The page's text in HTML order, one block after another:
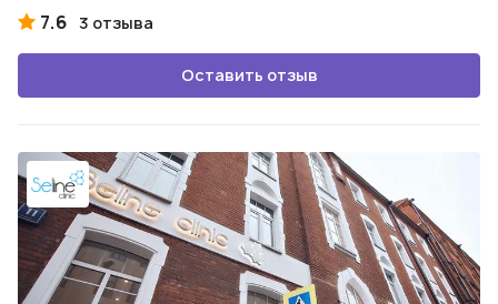
7.6 3 отзыва
Оставить отзыв